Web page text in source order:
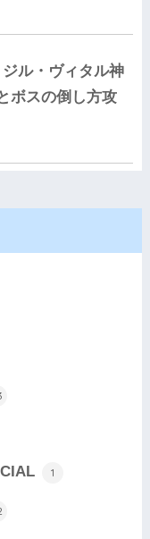
ル・ヴィタル神
ボスの倒し方攻
1